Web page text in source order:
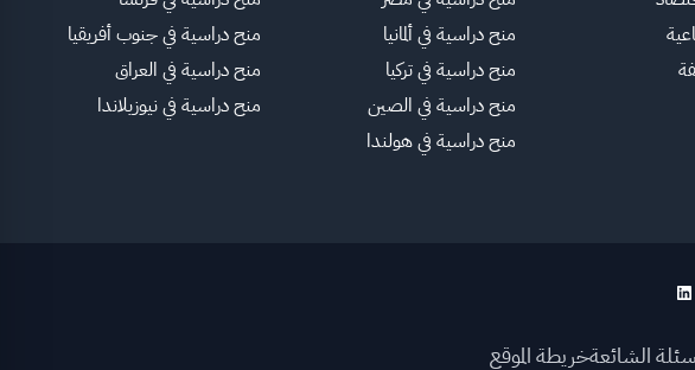
منح دراسية في ألمانيا
منح دراسية في تركيا
منح دراسية في الصين
منح دراسية في هولندا
منح دراسية في جنوب أفريقيا
منح دراسية في العراق
منح دراسية في نيوزيلاندا
الشائعةخريطة الموقع